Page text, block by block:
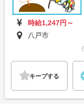
時給1,247円～
八戸市
キープする